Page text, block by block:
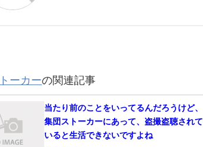
ーカーの関連記事
当たり前のことをいってるんだろうけど、
集団ストーカーにあって、盗撮盗聴されて
いると生活できないですよね